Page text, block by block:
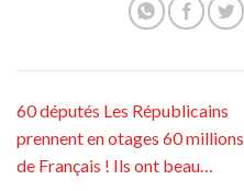
60 députés Les Républicains
prennent en otages 60 millions
de Français ! Ils ont beau…